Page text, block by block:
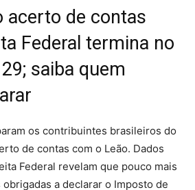
acerto de contas
Federal termina no
saiba quem
os contribuintes brasileiros do
de contas com o Leão. Dados
Federal revelam que pouco mais
a declarar o Imposto de